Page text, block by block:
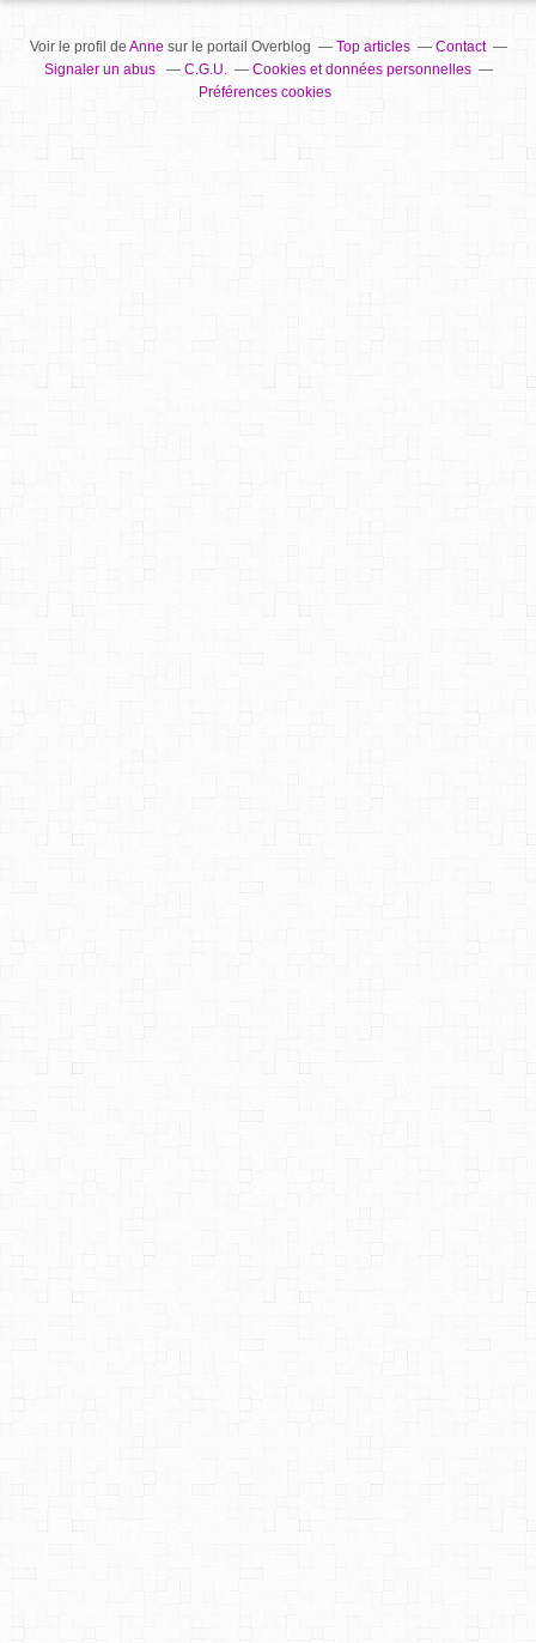
Voir le profil de Annesur le portail Overblog Top articles
Contact
Signaler un abus
C.G.U.
Cookies et données personnelles
Préférences cookies